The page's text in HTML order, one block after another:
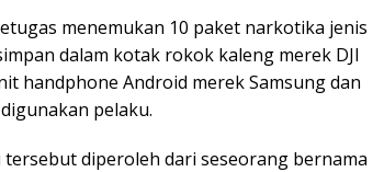
menemukan 10 paket narkotika jenis
dalam kotak rokok kaleng merek DJI
handphone Android merek Samsung dan
pelaku.
diperoleh dari seseorang bernama